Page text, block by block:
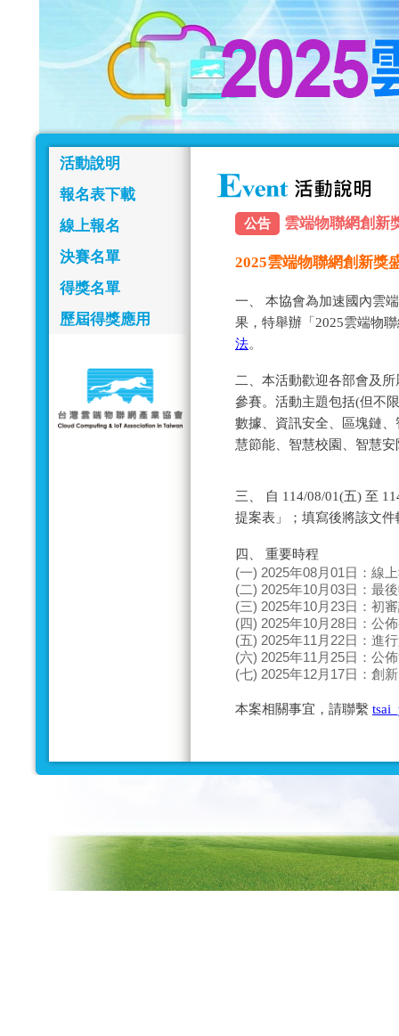
活動說明
報名表下載
線上報名
決賽名單
得獎名單
歷屆得獎應用
公告 雲端物聯網創新
2025雲端物聯網創新獎
一、 本協會為加速國內雲
果，特舉辦「2025雲端物
法。
二、本活動歡迎各部會及
參賽。活動主題包括(但不
數據、資訊安全、區塊鏈
慧節能、智慧校園、智慧
三、 自 114/08/01(五) 至
提案表」；填寫後將該文
四、 重要時程
(一) 2025年08月01日：線
(二) 2025年10月03日：最
(三) 2025年10月23日：初
(四) 2025年10月28日：公
(五) 2025年11月22日：進
(六) 2025年11月25日：公
(七) 2025年12月17日：創
本案相關事宜，請聯繫